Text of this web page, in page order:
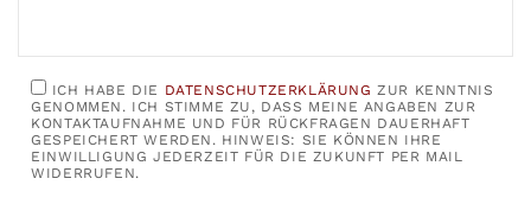
ICH HABE DIE DATENSCHUTZERKLÄRUNG ZUR KENNTNIS
GENOMMEN. ICH STIMME ZU, DASS MEINE ANGABEN ZUR
KONTAKTAUFNAHME UND FÜR RÜCKFRAGEN DAUERHAFT
GESPEICHERT WERDEN. HINWEIS: SIE KÖNNEN IHRE
EINWILLIGUNG JEDERZEIT FÜR DIE ZUKUNFT PER MAIL
WIDERRUFEN.